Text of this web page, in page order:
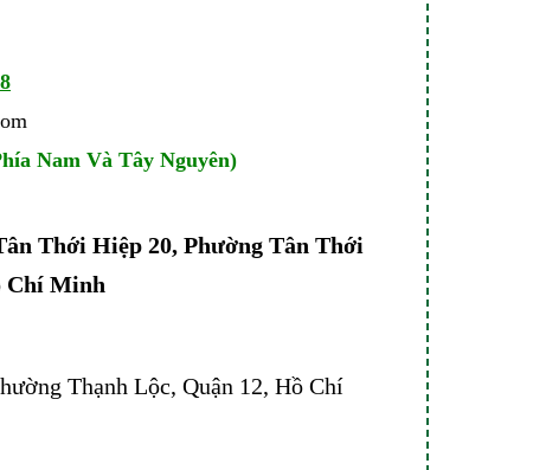
Nam Và Tây Nguyên)
Thới Hiệp 20, Phường Tân Thới
Chí Minh
Thạnh Lộc, Quận 12, Hồ Chí